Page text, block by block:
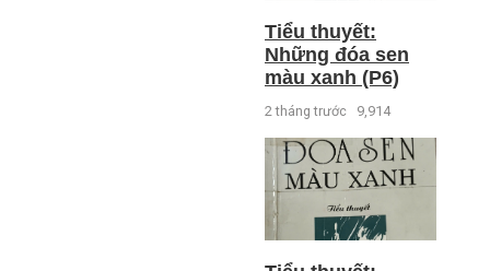
Tiểu thuyết:
Những đóa sen
màu xanh (P6)
2 tháng trước 9,914